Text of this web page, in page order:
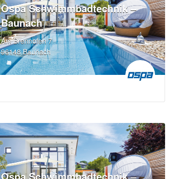
Ospa Schwimmbadtechnik –
Baunach
Am Brennofen 7
96148 Baunach